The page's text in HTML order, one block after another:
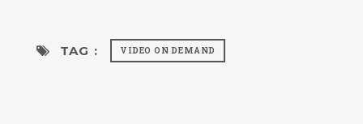
TAG : VIDEO ON DEMAND